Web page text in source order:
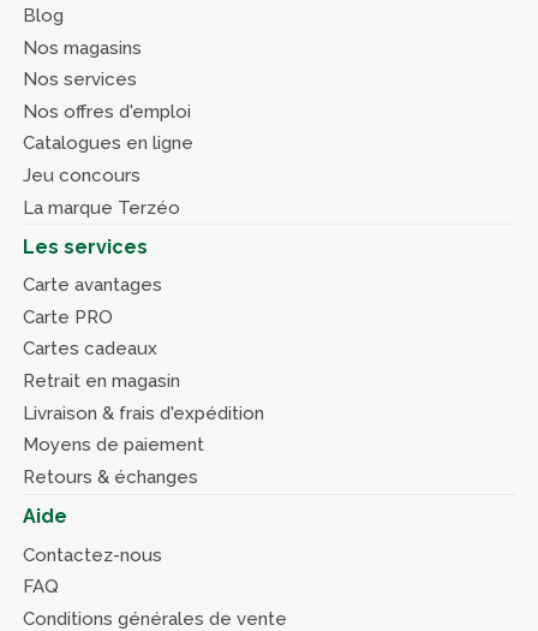
Blog
Nos magasins
Nos services
Nos offres d'emploi
Catalogues en ligne
Jeu concours
La marque Terzéo
Les services
Carte avantages
Carte PRO
Cartes cadeaux
Retrait en magasin
Livraison & frais d'expédition
Moyens de paiement
Retours & échanges
Aide
Contactez-nous
FAQ
Conditions générales de vente